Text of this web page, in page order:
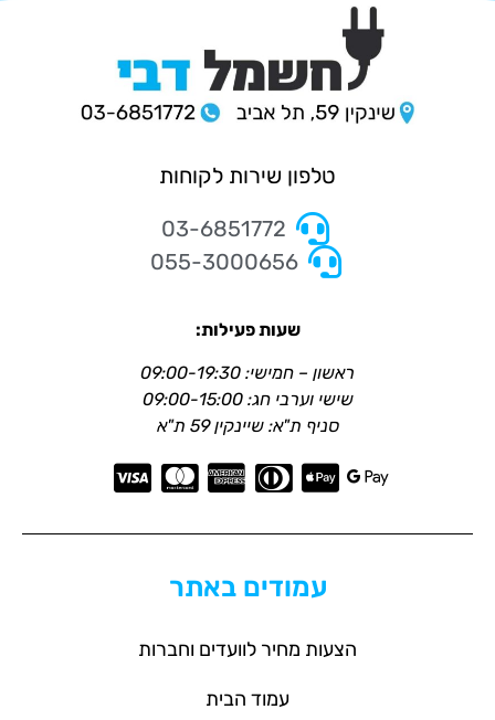
טלפון שירות לקוחות
03-6851772
055-3000656
שעות פעילות:
ראשון – חמישי: 09:00-19:30
שישי וערבי חג: 09:00-15:00
סניף ת"א: שיינקין 59 ת"א
עמודים באתר
הצעות מחיר לוועדים וחברות
עמוד הבית